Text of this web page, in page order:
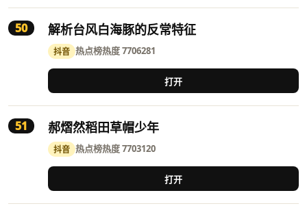
50 解析台风白海豚的反常特征
抖音 热点榜热度 7706281
打开
51 郝熠然稻田草帽少年
抖音 热点榜热度 7703120
打开